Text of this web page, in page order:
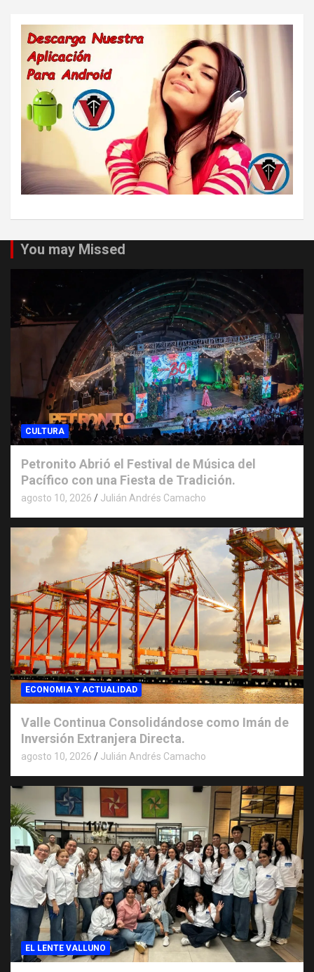
You may Missed
CULTURA
Petronito Abrió el Festival de Música del
Pacífico con una Fiesta de Tradición.
agosto 10, 2026 Julián Andrés Camacho
ECONOMIA Y ACTUALIDAD
Valle Continua Consolidándose como Imán de
Inversión Extranjera Directa.
agosto 10, 2026 Julián Andrés Camacho
EL LENTE VALLUNO